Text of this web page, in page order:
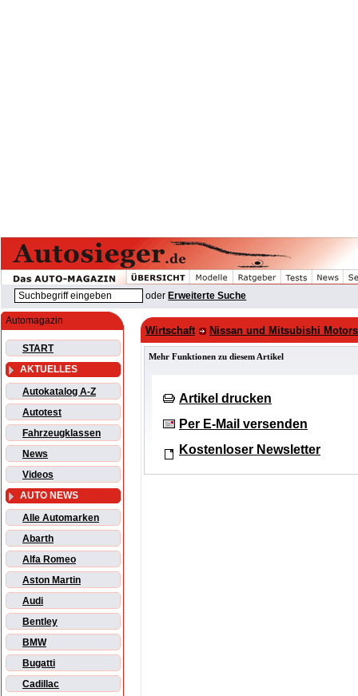
oder Erweiterte Suche
Automagazin
START
AKTUELLES
Autokatalog A-Z
Autotest
Fahrzeugklassen
News
Videos
AUTO NEWS
Alle Automarken
Abarth
Alfa Romeo
Aston Martin
Audi
Bentley
BMW
Bugatti
Cadillac
Wirtschaft Nissan und Mitsubishi
Mehr Funktionen zu diesem Artikel
Artikel drucken
Per E-Mail versenden
Kostenloser Newsletter